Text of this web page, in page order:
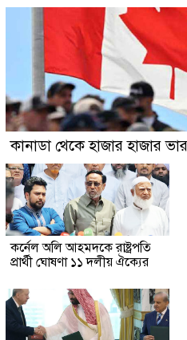
কানাডা থেকে হাজার হাজার
কর্নেল অলি আহমদকে রাষ্ট্রপতি
প্রার্থী ঘোষণা ১১ দলীয় ঐক্যের